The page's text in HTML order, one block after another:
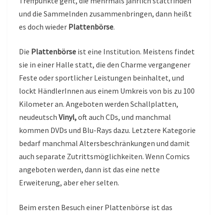
und die Sammelnden zusammenbringen, dann heißt
es doch wieder Plattenbörse.
Die Plattenbörse ist eine Institution. Meistens findet
sie in einer Halle statt, die den Charme vergangener
Feste oder sportlicher Leistungen beinhaltet, und
lockt HändlerInnen aus einem Umkreis von bis zu 100
Kilometer an. Angeboten werden Schallplatten,
neudeutsch Vinyl,oft auch CDs, und manchmal
kommen DVDs und Blu-Rays dazu. Letztere Kategorie
bedarf manchmal Altersbeschränkungen und damit
auch separate Zutrittsmöglichkeiten. Wenn Comics
angeboten werden, dann ist das eine nette
Erweiterung, aber eher selten.
Beim ersten Besuch einer Plattenbörse ist das